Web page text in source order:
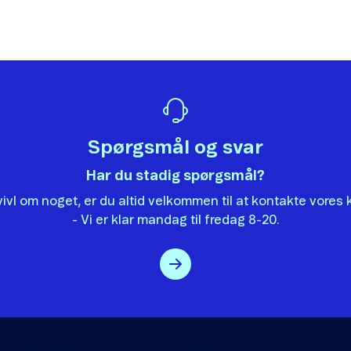
Det var ikke det, jeg ledte efter.
Informationen er svær at forstå.
Oplysningerne løser ikke mit problem.
Spørgsmål og svar
Har du stadig spørgsmål?
om noget, er du altid velkommen til at kontakte vores
- Vi er klar mandag til fredag 8-20.